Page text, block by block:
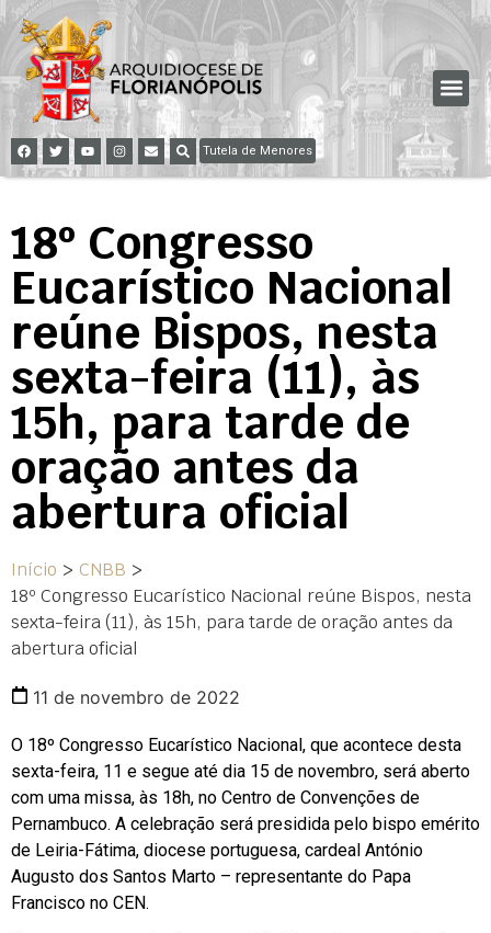
Tutela de Menores
18º Congresso
Eucarístico Nacional
reúne Bispos, nesta
sexta-feira (11), às
15h, para tarde de
oração antes da
abertura oficial
Início > CNBB >
18º Congresso Eucarístico Nacional reúne Bispos, nesta
sexta-feira (11), às 15h, para tarde de oração antes da
abertura oficial
11 de novembro de 2022
O 18º Congresso Eucarístico Nacional, que acontece desta
sexta-feira, 11 e segue até dia 15 de novembro, será aberto
com uma missa, às 18h, no Centro de Convenções de
Pernambuco. A celebração será presidida pelo bispo emérito
de Leiria-Fátima, diocese portuguesa, cardeal António
Augusto dos Santos Marto – representante do Papa
Francisco no CEN.